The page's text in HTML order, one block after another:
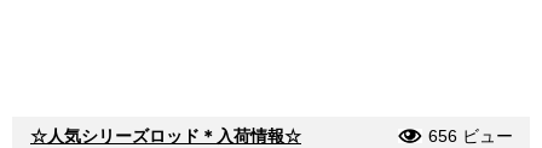
☆人気シリーズロッド＊入荷情報☆ 656 ビュー